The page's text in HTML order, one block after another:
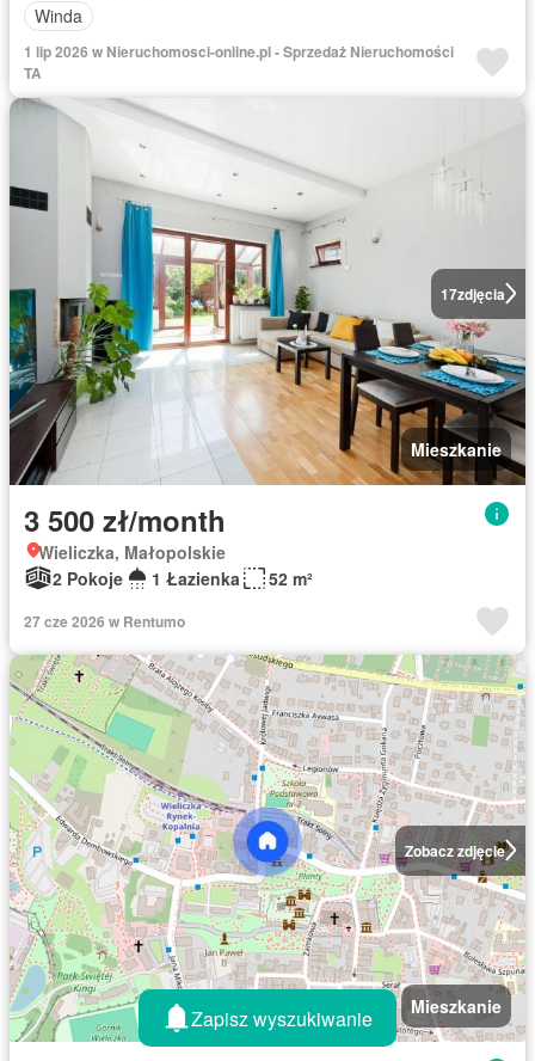
Winda
1 lip 2026 w Nieruchomosci-online.pl - Sprzedaż Nieruchomości
TA
17zdjęcia
Mieszkanie
3 500 zł/month
Wieliczka, Małopolskie
2 Pokoje
1 Łazienka 52 m²
27 cze 2026 w Rentumo
Zobacz zdjęcie
Mieszkanie
Zapisz wyszukiwanie